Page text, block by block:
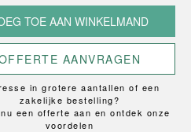
TOE AAN WINKELMAND
AANVRAGEN
in grotere aantallen of een
zakelijke bestelling?
een offerte aan en ontdek onze
voordelen